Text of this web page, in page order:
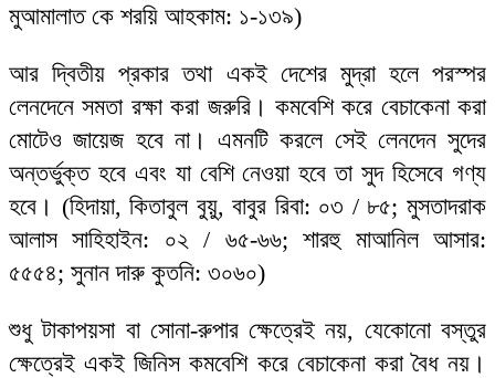
মুআমালাত কে শরয়ি আহকাম: ১-১৩৯)
আর দ্বিতীয় প্রকার তথা একই দেশের মুদ্রা হলে পরস্পর
লেনদেনে সমতা রক্ষা করা জরুরি। কমবেশি করে বেচাকেনা করা
মোটেও জায়েজ হবে না। এমনটি করলে সেই লেনদেন সুদের
অন্তর্ভুক্ত হবে এবং যা বেশি নেওয়া হবে তা সুদ হিসেবে গণ্য
হবে। (হিদায়া, কিতাবুল বুয়ু, বাবুর রিবা: ০৩ / ৮৫; মুসতাদরাক
আলাস সাহিহাইন: ০২ / ৬৫-৬৬; শারহু মাআনিল আসার:
৫৫৫৪; সুনান দারু কুতনি: ৩০৬০)
শুধু টাকাপয়সা বা সোনা-রুপার ক্ষেত্রেই নয়, যেকোনো বস্তুর
ক্ষেত্রেই একই জিনিস কমবেশি করে বেচাকেনা করা বৈধ নয়।